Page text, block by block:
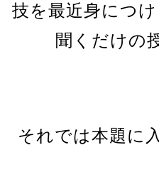
技を最近身につ
聞くだけの
それでは本題に